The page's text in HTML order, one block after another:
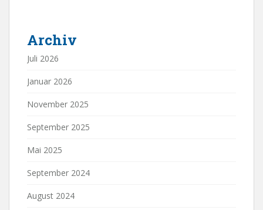
Archiv
Juli 2026
Januar 2026
November 2025
September 2025
Mai 2025
September 2024
August 2024